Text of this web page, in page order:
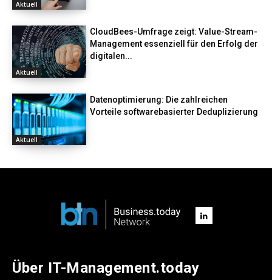
Aktuell
Aktuell
CloudBees-Umfrage zeigt: Value-Stream-
Management essenziell für den Erfolg der
digitalen...
Aktuell
Datenoptimierung: Die zahlreichen
Vorteile softwarebasierter Deduplizierung
Über IT-Management.today